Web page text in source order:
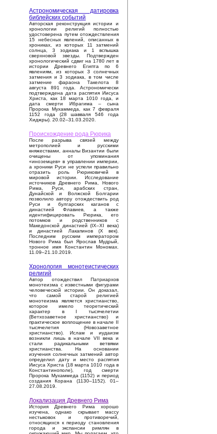
Астрономическая датировка
библейских событий
Авторская реконструкция истории и
хронологии религий полностью
удостоверена путем отождествления
15 небесных явлений, описанных в
хрониках, из которых 11 затмений
солнца, 3 зодиака и 1 вспышка
сверхновой звезды. Подтвержден
хронологический сдвиг на 1780 лет в
истории Древнего Египта по 6
явлениям, из которых 3 солнечных
затмения и 3 зодиака, в том числе
затмение фараона Такелота 8
августа 891 года. Астрономически
подтверждена дата распятия Иисуса
Христа, как 18 марта 1010 года, и
дата смерти Ибрагима – сына
Пророка Мухаммеда, как 7 февраля
1152 года (28 шавваля 546 года
Хиджры). 20.02–31.03.2020.
Происхождение рода Рюрика
После разрыва связей между
метрополией и русскими
княжествами, анналы Византии были
очищены от упоминания
«иноземцев» в управлении империи,
а хроники Руси не успели правильно
отразить роль Рюриковичей в
мировой истории. Исследование
источников Древнего Рима, Нового
Рима, Руси, арабских стран,
Дунайской и Волжской Болгарии
позволило автору отождествить род
Руси и булгарских каганов с
династией Флавиев, а также
идентифицировать Рюрика, его
потомков и родственников с
Македонской династией (IX–XI века)
и династией Лакапинов (X век).
Последним русским императором
Нового Рима был Ярослав Мудрый,
тронное имя Константин Мономах.
11.09–21.10.2019.
Хронология монотеистических
религий
Автор отождествил Патриархов
монотеизма с известными фигурами
человеческой истории. Он доказал,
что самой старой религией
монотеизма является христианство,
которое имело теоретический
характер в I тысячелетии
(Ветхозаветное христианство) и
практическое воплощение в начале II
тысячелетия (Новозаветное
христианство). Ислам и иудаизм
возникли лишь в начале VII века и
стали радикальными ветвями
христианства. На основании
изучения солнечных затмений автор
определил дату и место распятия
Иисуса Христа (18 марта 1010 года в
Константинополе), год смерти
Пророка Мухаммеда (1152) и период
создания Корана (1130–1152). 01–
27.08.2019.
Локализация Древнего Рима
История Древнего Рима хорошо
изучена, однако скрывает массу
нестыковок и противоречий,
относящихся к периоду становления
города и экспансии римлян в